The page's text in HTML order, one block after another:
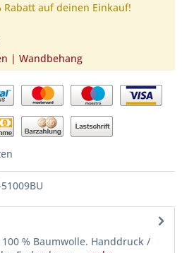
Rabatt auf deinen Einkauf!
| Wandbehang
% Baumwolle. Handdruck /